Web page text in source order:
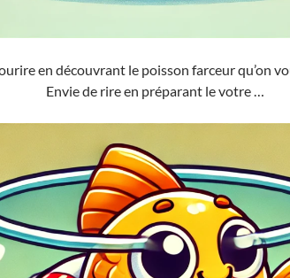
en découvrant le poisson farceur qu’on
Envie de rire en préparant le votre …